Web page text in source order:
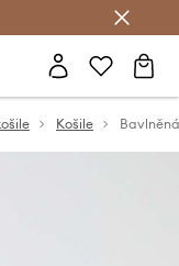
Košile